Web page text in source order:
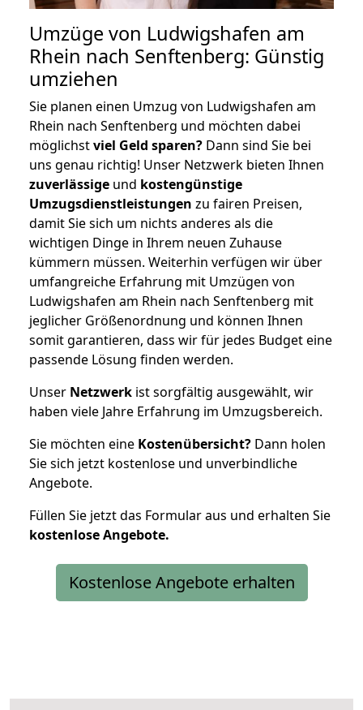
Umzüge von Ludwigshafen am
Rhein nach Senftenberg: Günstig
umziehen
Sie planen einen Umzug von Ludwigshafen am
Rhein nach Senftenberg und möchten dabei
möglichstviel Geld sparen? Dann sind Sie bei
uns genau richtig! Unser Netzwerk bieten Ihnen
zuverlässige und kostengünstige
Umzugsdienstleistungen zu fairen Preisen,
damit Sie sich um nichts anderes als die
wichtigen Dinge in Ihrem neuen Zuhause
kümmern müssen. Weiterhin verfügen wir über
umfangreiche Erfahrung mit Umzügen von
Ludwigshafen am Rhein nach Senftenberg mit
jeglicher Größenordnung und können Ihnen
somit garantieren, dass wir für jedes Budget eine
passende Lösung finden werden.
Unser Netzwerk ist sorgfältig ausgewählt, wir
haben viele Jahre Erfahrung im Umzugsbereich.
Sie möchten eine Kostenübersicht? Dann holen
Sie sich jetzt kostenlose und unverbindliche
Angebote.
Füllen Sie jetzt das Formular aus und erhalten Sie
kostenloseAngebote.
Kostenlose Angebote erhalten